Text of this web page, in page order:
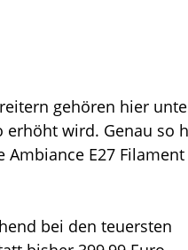
gehören hier
erhöht wird. Genau so
E27 Filament
bei den teuersten